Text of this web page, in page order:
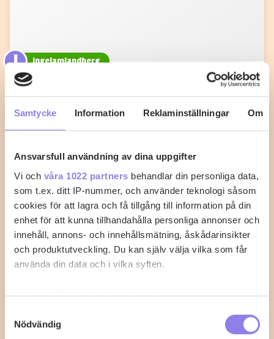
Samtycke Information Reklaminställningar Om
Ansvarsfull användning av dina uppgifter
Vi och våra 1022 partners behandlar din personliga data,
som t.ex. ditt IP-nummer, och använder teknologi såsom
cookies för att lagra och få tillgång till information på din
enhet för att kunna tillhandahålla personliga annonser och
innehåll, annons- och innehållsmätning, åskådarinsikter
och produktutveckling. Du kan själv välja vilka som får
använda din data och i vilka syften.
Med din tillåtelse skulle vi även vilja:
som kan ha en noggrannhet på upp till flera meter
Nödvändig
I ingelamlandberg
Supersemlor veganska, raw,
Semlor Gör så här: 1. Mixa cashewnötterna till ett
0 0